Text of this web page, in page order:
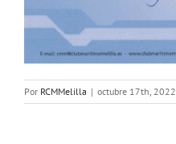
Por RCMMelilla | octubre 17th, 2022